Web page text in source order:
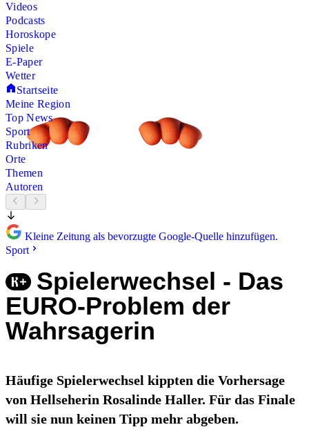
Videos
Podcasts
Horoskope
Spiele
E-Paper
Wetter
Startseite
Meine Region
Top News
Sport
Rubriken
Orte
Themen
Autoren
Kleine Zeitung als bevorzugte Google-Quelle hinzufügen.
Sport
Spielerwechsel - Das
EURO-Problem der
Wahrsagerin
Häufige Spielerwechsel kippten die Vorhersage
von Hellseherin Rosalinde Haller. Für das Finale
will sie nun keinen Tipp mehr abgeben.